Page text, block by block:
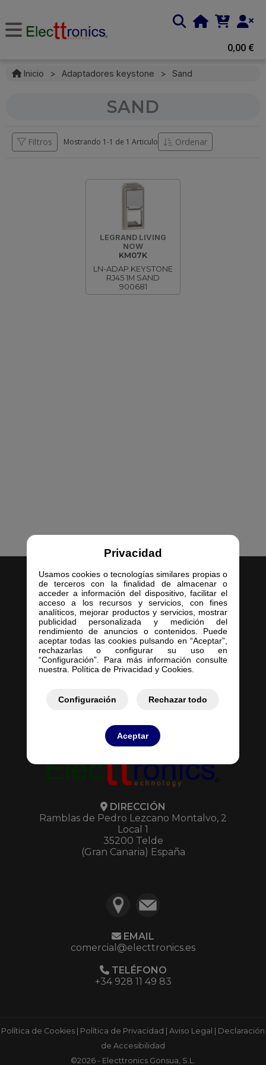
Privacidad
Usamos cookies o tecnologías similares propias o
de terceros con la finalidad de almacenar o
acceder a información del dispositivo, facilitar el
acceso a los recursos y servicios, con fines
analíticos, mejorar productos y servicios, mostrar
publicidad personalizada y medición del
rendimiento de anuncios o contenidos. Puede
aceptar todas las cookies pulsando en “Aceptar”,
rechazarlas o configurar su uso en
“Configuración”. Para más información consulte
nuestra. Política de Privacidad y Cookies.
Configuración Rechazar todo
Aceptar
0,00 €
Inicio > Adaptadores keystone > Sand
SAND
Filtros Mostrando 1-1 de 1 Articulo Ordenar
LEGRAND LIVING
NOW
KM07K
LN-ADAP.KEYSTONE
RJ45 1M SAND
900681
Inicio
Empresa
Servicios
Contacto
Mis Presupuestos
DIRECCIÓN
Ramblas de Pedro Lezcano Montalvo, 2
Local 1
35200 Telde
(Gran Canaria) España
EMAIL
comercial@electtronics.es
TELÉFONO
+34 928 11 49 83
Política de Cookies Política de Privacidad Aviso Legal
Declaración
de Accesibilidad
©2026 - Electtronics Gonsua, S.L.